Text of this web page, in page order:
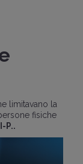
limitavano la
fisiche
P..